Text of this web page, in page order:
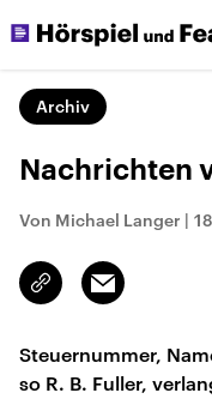
Archiv
Nachrichten
Von Michael Langer |
Link
kopieren/teilen
Email
Steuernummer,
so R. B. Fuller,